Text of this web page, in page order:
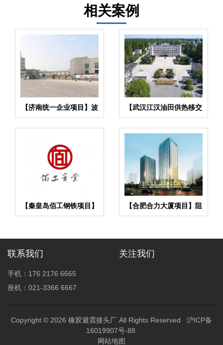
相关案例
【济南统一企业项目】波
纹补偿器合同
【武汉江汉油田供热移交
改造】弹簧减震器合同
【秦皇岛佰工钢铁项目】
橡胶接头膨胀节合同
【合肥合力大厦项目】阻
尼弹簧减震器合同
联系我们
手机：176 2176 6665
座机：021-3366 6667
关注我们
Copyright © 2026 橡胶避震接头厂 All Rights Reserved 沪ICP备
16019907号-88
网站地图